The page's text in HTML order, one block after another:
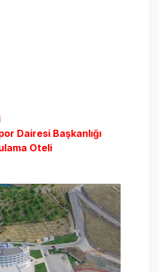
Dairesi Başkanlığı
Oteli